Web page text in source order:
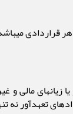
مالی و